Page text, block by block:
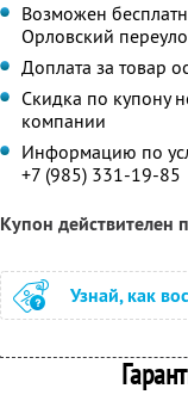
Возможен
Орловский
Доплата за товар
Скидка по купону
компании
Информацию по
+7 (985) 331-19-85
Купон действителен
Узнай, как